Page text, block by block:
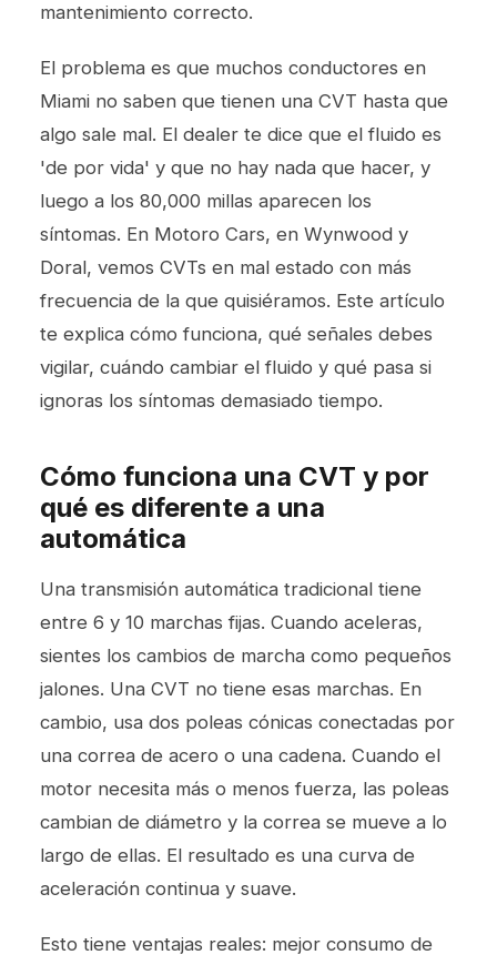
mantenimiento correcto.
El problema es que muchos conductores en
Miami no saben que tienen una CVT hasta que
algo sale mal. El dealer te dice que el fluido es
'de por vida' y que no hay nada que hacer, y
luego a los 80,000 millas aparecen los
síntomas. En Motoro Cars, en Wynwood y
Doral, vemos CVTs en mal estado con más
frecuencia de la que quisiéramos. Este artículo
te explica cómo funciona, qué señales debes
vigilar, cuándo cambiar el fluido y qué pasa si
ignoras los síntomas demasiado tiempo.
Cómo funciona una CVT y por
qué es diferente a una
automática
Una transmisión automática tradicional tiene
entre 6 y 10 marchas fijas. Cuando aceleras,
sientes los cambios de marcha como pequeños
jalones. Una CVT no tiene esas marchas. En
cambio, usa dos poleas cónicas conectadas por
una correa de acero o una cadena. Cuando el
motor necesita más o menos fuerza, las poleas
cambian de diámetro y la correa se mueve a lo
largo de ellas. El resultado es una curva de
aceleración continua y suave.
Esto tiene ventajas reales: mejor consumo de